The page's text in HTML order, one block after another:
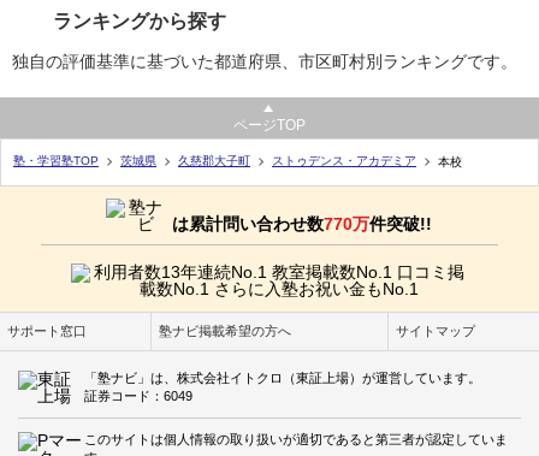
ランキングから探す
独自の評価基準に基づいた都道府県、市区町村別ランキングです。
ページTOP
塾・学習塾TOP 茨城県 久慈郡大子町 ストゥデンス・アカデミア 本校
は累計問い合わせ数770万件突破!!
サポート窓口 塾ナビ掲載希望の方へ サイトマップ
「塾ナビ」は、株式会社イトクロ（東証上場）が運営しています。
証券コード：6049
このサイトは個人情報の取り扱いが適切であると第三者が認定していま